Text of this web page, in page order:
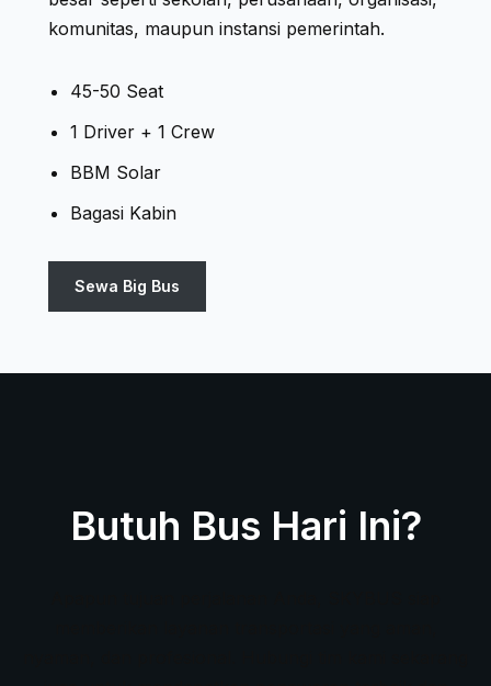
komunitas, maupun instansi pemerintah.
45-50 Seat
1 Driver + 1 Crew
BBM Solar
Bagasi Kabin
Sewa Big Bus
Butuh Bus Hari Ini?